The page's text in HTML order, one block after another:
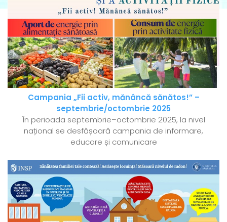
Campania „Fii activ, mănâncă sănătos!” –
septembrie/octombrie 2025
În perioada septembrie–octombrie 2025, la nivel
național se desfășoară campania de informare,
educare și comunicare